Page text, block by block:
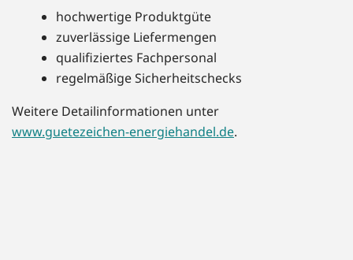
hochwertige Produktgüte
zuverlässige Liefermengen
qualifiziertes Fachpersonal
regelmäßige Sicherheitschecks
Weitere Detailinformationen unter
www.guetezeichen-energiehandel.de.